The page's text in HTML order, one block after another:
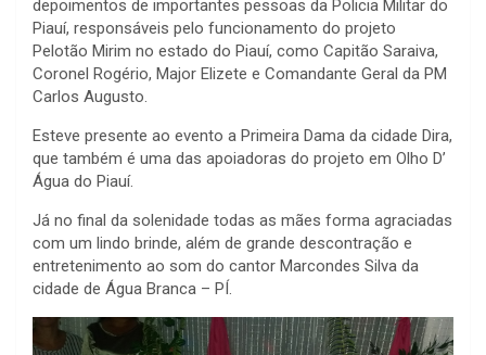
depoimentos de importantes pessoas da Policia Militar do
Piauí, responsáveis pelo funcionamento do projeto
Pelotão Mirim no estado do Piauí, como Capitão Saraiva,
Coronel Rogério, Major Elizete e Comandante Geral da PM
Carlos Augusto.
Esteve presente ao evento a Primeira Dama da cidade Dira,
que também é uma das apoiadoras do projeto em Olho D’
Água do Piauí.
Já no final da solenidade todas as mães forma agraciadas
com um lindo brinde, além de grande descontração e
entretenimento ao som do cantor Marcondes Silva da
cidade de Água Branca – PÍ.